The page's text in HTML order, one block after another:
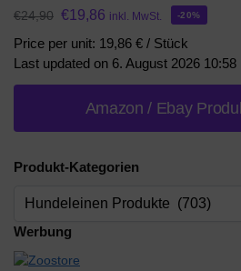
€24,90 €19,86 inkl. MwSt. -20%
Price per unit: 19,86 € / Stück
Last updated on 6. August 2026 10:58
Amazon / Ebay
Produkt-Kategorien
Werbung